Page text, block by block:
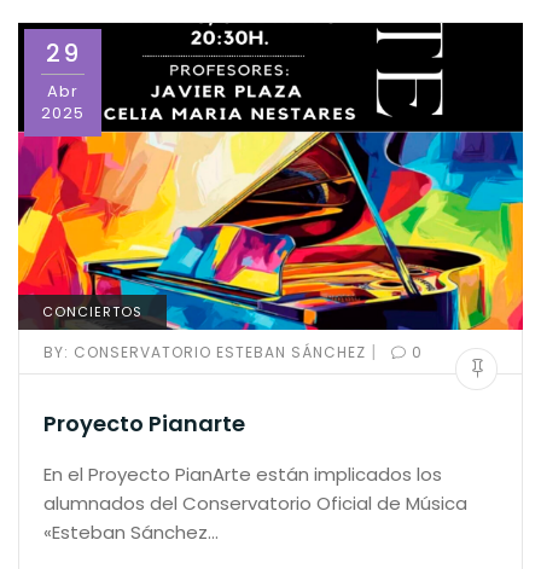
29
Abr
2025
CONCIERTOS
BY: CONSERVATORIO ESTEBAN SÁNCHEZ | 0
Proyecto Pianarte
En el Proyecto PianArte están implicados los
alumnados del Conservatorio Oficial de Música
«Esteban Sánchez…